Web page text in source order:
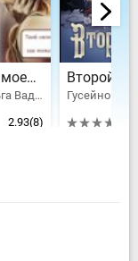
Твой свет в моей тьме или как тяжела доля вампира!
Гусейнова Ольга Вадимовна
2.93(8)